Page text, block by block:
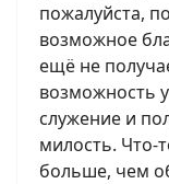
пожалуйста,
возможное
ещё не
возможность
служение и
милость. Что-
больше, чем